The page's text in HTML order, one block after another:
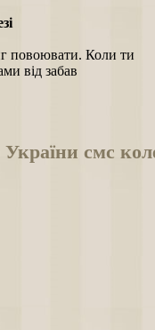
повоювати. Коли ти
від забав
смс